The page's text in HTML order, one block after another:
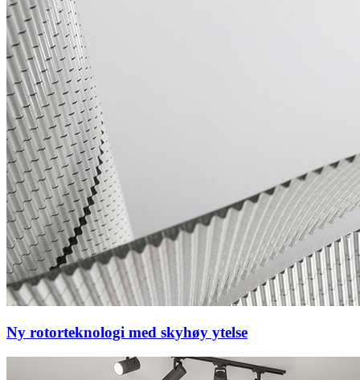
Ny rotorteknologi med skyhøy ytelse